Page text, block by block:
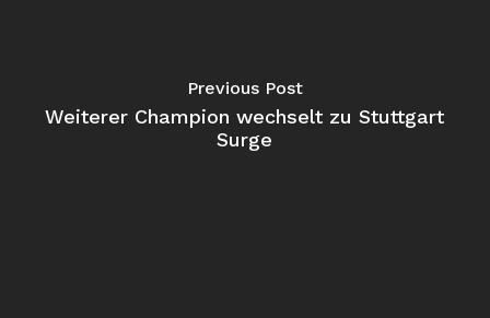
Previous Post
Weiterer Champion wechselt zu Stuttgart
Surge